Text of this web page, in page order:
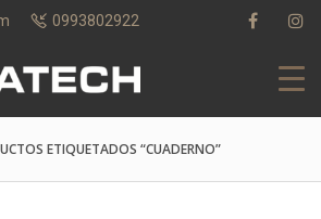
0993802922
ETIQUETADOS “CUADERNO”